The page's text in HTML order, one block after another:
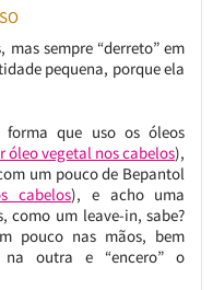
mas sempre “derreto” em
pequena, porque ela
forma que uso os óleos
óleo vegetal nos cabelos),
um pouco de Bepantol
cabelos), e acho uma
como um leave-in, sabe?
pouco nas mãos, bem
na outra e “encero” o